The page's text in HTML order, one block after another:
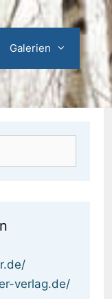
Galerien
verlag.de/